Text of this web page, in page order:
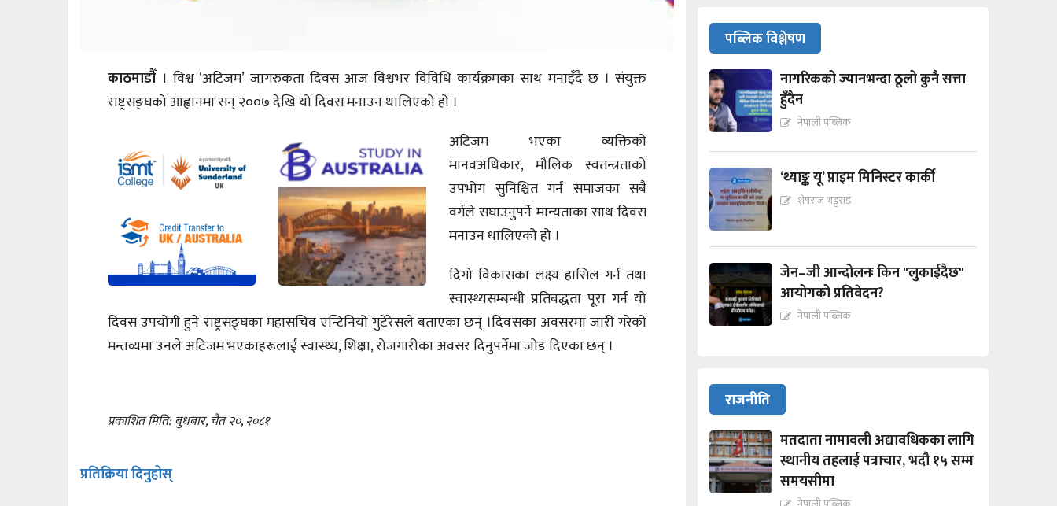
काठमाडौँ ।विश्व ‘अटिजम’ जागरुकता दिवस आज विश्वभर विविधि कार्यक्रमका साथ मनाइँदै छ । संयुक्त
राष्ट्रसङ्घको आह्वानमा सन् २००७ देखि यो दिवस मनाउन थालिएको हो ।
अटिजम भएका व्यक्तिको
मानवअधिकार, मौलिक स्वतन्त्रताको
उपभोग सुनिश्चित गर्न समाजका सबै
वर्गले सघाउनुपर्ने मान्यताका साथ दिवस
मनाउन थालिएको हो ।
दिगो विकासका लक्ष्य हासिल गर्न तथा
स्वास्थ्यसम्बन्धी प्रतिबद्धता पूरा गर्न यो
दिवस उपयोगी हुने राष्ट्रसङ्घका महासचिव एन्टिनियो गुटेरेसले बताएका छन् ।दिवसका अवसरमा जारी गरेको
मन्तव्यमा उनले अटिजम भएकाहरूलाई स्वास्थ्य, शिक्षा, रोजगारीका अवसर दिनुपर्नेमा जोड दिएका छन् ।
प्रकाशित मिति: बुधबार, चैत २०, २०८१
प्रतिक्रिया दिनुहोस्
पब्लिक विश्लेषण
नागरिकको ज्यानभन्दा ठूलो कुनै सत्ता
हुँदैन
नेपाली पब्लिक
‘थ्याङ्क यू’ प्राइम मिनिस्टर कार्की
शेषराज भट्टराई
जेन–जी आन्दोलनः किन "लुकाईदैछ"
आयोगको प्रतिवेदन?
नेपाली पब्लिक
राजनीति
मतदाता नामावली अद्यावधिकका लागि
स्थानीय तहलाई पत्राचार, भदौ १५ सम्म
समयसीमा